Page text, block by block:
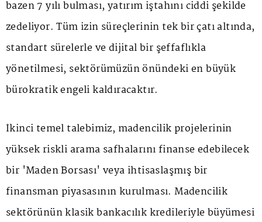
bazen 7 yılı bulması, yatırım iştahını ciddi şekilde
zedeliyor. Tüm izin süreçlerinin tek bir çatı altında,
standart sürelerle ve dijital bir şeffaflıkla
yönetilmesi, sektörümüzün önündeki en büyük
bürokratik engeli kaldıracaktır.
İkinci temel talebimiz, madencilik projelerinin
yüksek riskli arama safhalarını finanse edebilecek
bir 'Maden Borsası' veya ihtisaslaşmış bir
finansman piyasasının kurulması. Madencilik
sektörünün klasik bankacılık kredileriyle büyümesi